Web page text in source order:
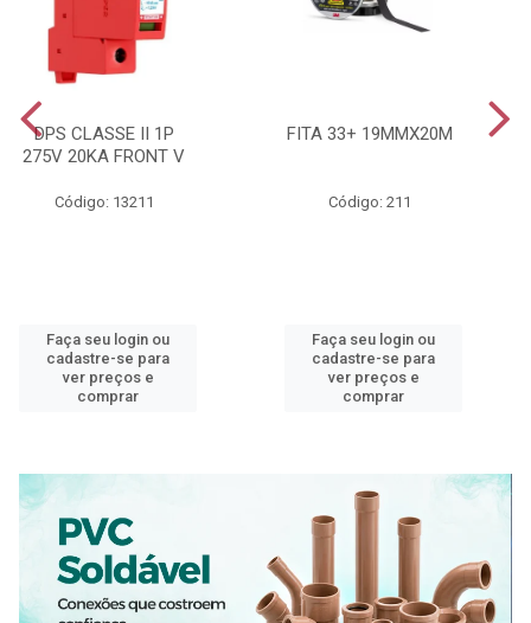
DPS CLASSE II 1P
275V 20KA FRONT V
Código: 13211
Faça seu login ou
cadastre-se para
ver preços e
comprar
FITA 33+ 19MMX20M
Código: 211
Faça seu login ou
cadastre-se para
ver preços e
comprar